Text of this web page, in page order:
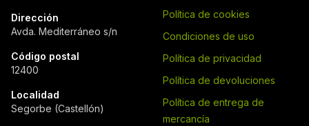
Dirección
Avda. Mediterráneo s/n
Código postal
12400
Localidad
Segorbe (Castellón)
Política de cookies
Condiciones de uso
Política de privacidad
Política de devoluciones
Política de entrega de
mercancía